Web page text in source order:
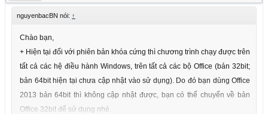
nguyenbacBN nói: ↑
Chào bạn,
+ Hiện tại đối với phiên bản khóa cứng thì chương trình chạy được trên
tất cả các hệ điều hành Windows, trên tất cả các bộ Office (bản 32bit;
bản 64bit hiện tại chưa cập nhật vào sử dụng). Do đó bạn dùng Office
2013 bản 64bit thì không cập nhật được, bạn có thể chuyển về bản
Office 32bit để sử dụng nhé.